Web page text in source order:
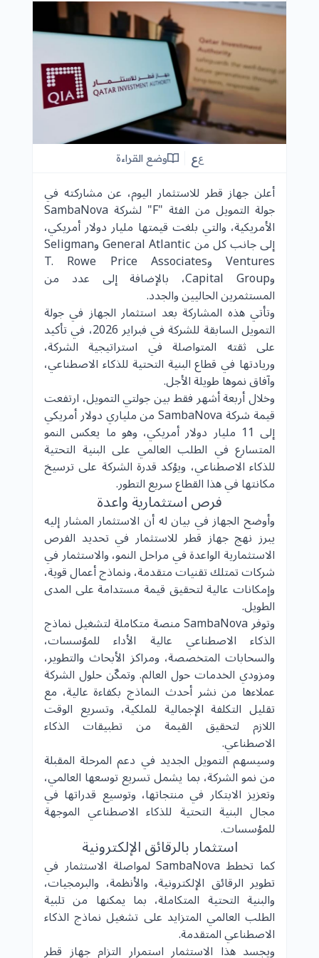
عع وضع القراءة
أعلن جهاز قطر للاستثمار اليوم، عن مشاركته في
جولة التمويل من الفئة "F" لشركة SambaNova
الأمريكية، والتي بلغت قيمتها مليار دولار أمريكي،
إلى جانب كل من General Atlantic وSeligman
Ventures وT. Rowe Price Associates
وCapital Group، بالإضافة إلى عدد من
المستثمرين الحاليين والجدد.
وتأتي هذه المشاركة بعد استثمار الجهاز في جولة
التمويل السابقة للشركة في فبراير 2026، في تأكيد
على ثقته المتواصلة في استراتيجية الشركة،
وريادتها في قطاع البنية التحتية للذكاء الاصطناعي،
وآفاق نموها طويلة الأجل.
وخلال أربعة أشهر فقط بين جولتي التمويل، ارتفعت
قيمة شركة SambaNova من ملياري دولار أمريكي
إلى 11 مليار دولار أمريكي، وهو ما يعكس النمو
المتسارع في الطلب العالمي على البنية التحتية
للذكاء الاصطناعي، ويؤكد قدرة الشركة على ترسيخ
مكانتها في هذا القطاع سريع التطور.
فرص استثمارية واعدة
وأوضح الجهاز في بيان له أن الاستثمار المشار إليه
يبرز نهج جهاز قطر للاستثمار في تحديد الفرص
الاستثمارية الواعدة في مراحل النمو، والاستثمار في
شركات تمتلك تقنيات متقدمة، ونماذج أعمال قوية،
وإمكانات عالية لتحقيق قيمة مستدامة على المدى
الطويل.
وتوفر SambaNova منصة متكاملة لتشغيل نماذج
الذكاء الاصطناعي عالية الأداء للمؤسسات،
والسحابات المتخصصة، ومراكز الأبحاث والتطوير،
ومزودي الخدمات حول العالم. وتمكّن حلول الشركة
عملاءها من نشر أحدث النماذج بكفاءة عالية، مع
تقليل التكلفة الإجمالية للملكية، وتسريع الوقت
اللازم لتحقيق القيمة من تطبيقات الذكاء
الاصطناعي.
وسيسهم التمويل الجديد في دعم المرحلة المقبلة
من نمو الشركة، بما يشمل تسريع توسعها العالمي،
وتعزيز الابتكار في منتجاتها، وتوسيع قدراتها في
مجال البنية التحتية للذكاء الاصطناعي الموجهة
للمؤسسات.
استثمار بالرقائق الإلكترونية
كما تخطط SambaNova لمواصلة الاستثمار في
تطوير الرقائق الإلكترونية، والأنظمة، والبرمجيات،
والبنية التحتية المتكاملة، بما يمكنها من تلبية
الطلب العالمي المتزايد على تشغيل نماذج الذكاء
الاصطناعي المتقدمة.
ويجسد هذا الاستثمار استمرار التزام جهاز قطر